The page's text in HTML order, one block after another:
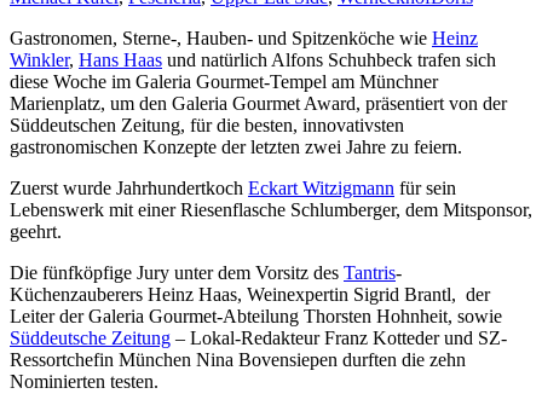
Gastronomen, Sterne-, Hauben- und Spitzenköche wie Heinz
Winkler, Hans Haas und natürlich Alfons Schuhbeck trafen sich
diese Woche im Galeria Gourmet-Tempel am Münchner
Marienplatz, um den Galeria Gourmet Award, präsentiert von der
Süddeutschen Zeitung, für die besten, innovativsten
gastronomischen Konzepte der letzten zwei Jahre zu feiern.
Zuerst wurde Jahrhundertkoch Eckart Witzigmann für sein
Lebenswerk mit einer Riesenflasche Schlumberger, dem Mitsponsor,
geehrt.
Die fünfköpfige Jury unter dem Vorsitz des Tantris-
Küchenzauberers Heinz Haas, Weinexpertin Sigrid Brantl, der
Leiter der Galeria Gourmet-Abteilung Thorsten Hohnheit, sowie
Süddeutsche Zeitung – Lokal-Redakteur Franz Kotteder und SZ-
Ressortchefin München Nina Bovensiepen durften die zehn
Nominierten testen.